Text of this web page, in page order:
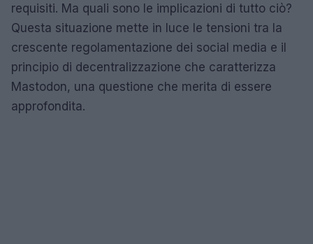
requisiti. Ma quali sono le implicazioni di tutto ciò?
Questa situazione mette in luce le tensioni tra la
crescente regolamentazione dei social media e il
principio di decentralizzazione che caratterizza
Mastodon, una questione che merita di essere
approfondita.